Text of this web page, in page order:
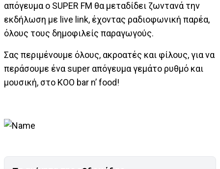
απόγευμα ο SUPER FM θα μεταδίδει ζωντανά την
εκδήλωση με live link, έχοντας ραδιοφωνική παρέα,
όλους τους δημοφιλείς παραγωγούς.
Σας περιμένουμε όλους, ακροατές και φίλους, για να
περάσουμε ένα super απόγευμα γεμάτο ρυθμό και
μουσική, στο KOO bar n’ food!